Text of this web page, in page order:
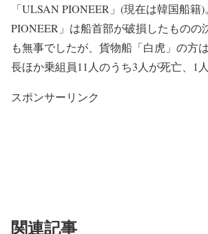
「ULSAN PIONEER」(現在は韓国船籍
PIONEER」は船首部が破損したものの
も無事でしたが、貨物船「白虎」の方
長ほか乗組員11人のうち3人が死亡、1人
スポンサーリンク
関連記事